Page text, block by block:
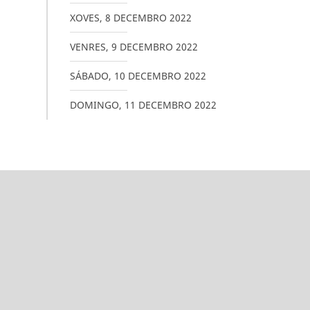
XOVES, 8 DECEMBRO 2022
VENRES, 9 DECEMBRO 2022
SÁBADO, 10 DECEMBRO 2022
DOMINGO, 11 DECEMBRO 2022